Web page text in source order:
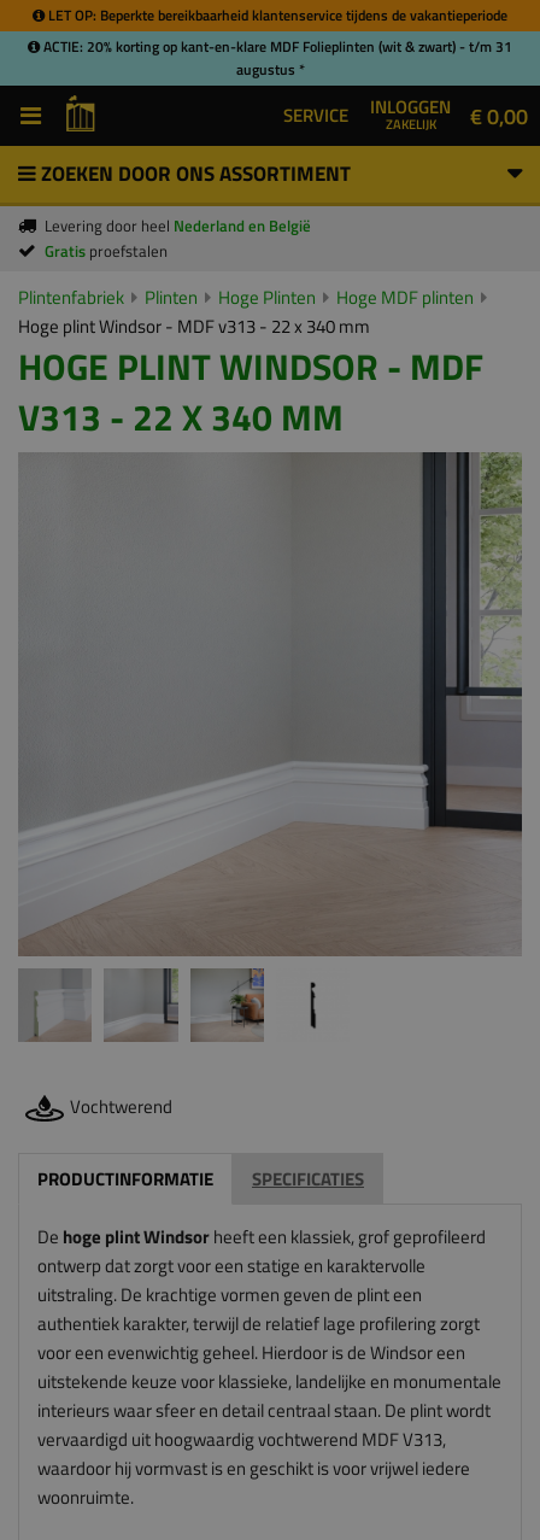
LET OP: Beperkte bereikbaarheid klantenservice tijdens de vakantieperiode
ACTIE: 20% korting op kant-en-klare MDF Folieplinten (wit & zwart) - t/m 31
augustus *
SERVICE INLOGGEN
ZAKELIJK € 0,00
ZOEKEN DOOR ONS ASSORTIMENT
Levering door heel Nederland en België
Gratis proefstalen
Plintenfabriek Plinten Hoge Plinten
Hoge MDF plinten
Hoge plint Windsor - MDF v313 - 22 x 340 mm
HOGE PLINT WINDSOR - MDF
V313 - 22 X 340 MM
Vochtwerend
PRODUCTINFORMATIE SPECIFICATIES
De hoge plint Windsorheeft een klassiek, grof geprofileerd
ontwerp dat zorgt voor een statige en karaktervolle
uitstraling. De krachtige vormen geven de plint een
authentiek karakter, terwijl de relatief lage profilering zorgt
voor een evenwichtig geheel. Hierdoor is de Windsor een
uitstekende keuze voor klassieke, landelijke en monumentale
interieurs waar sfeer en detail centraal staan. De plint wordt
vervaardigd uit hoogwaardig vochtwerend MDF V313,
waardoor hij vormvast is en geschikt is voor vrijwel iedere
woonruimte.